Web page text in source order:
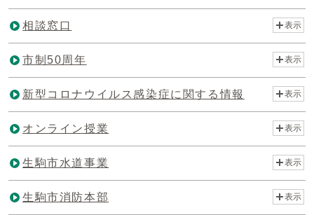
相談窓口 表示
市制50周年 表示
新型コロナウイルス感染症に関する情報 表示
オンライン授業 表示
生駒市水道事業 表示
生駒市消防本部 表示